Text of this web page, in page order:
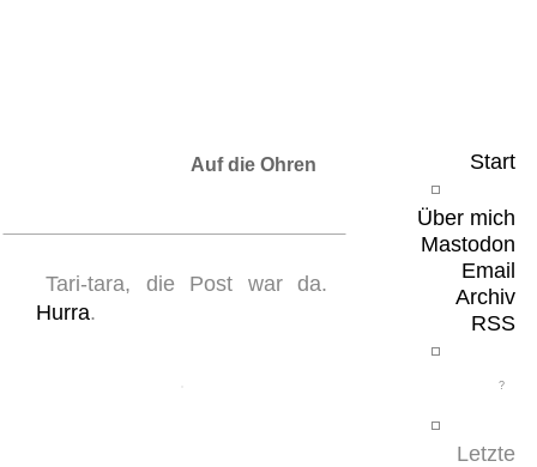
Start
Über mich
Mastodon
Email
Archiv
RSS
Letzte
Auf die Ohren
Tari-tara, die Post war da.
Hurra.